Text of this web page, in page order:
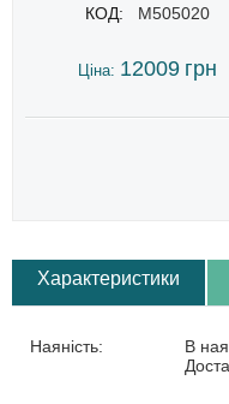
КОД: M505020
Ціна: 12009 грн
Характеристики
Наяність:
В